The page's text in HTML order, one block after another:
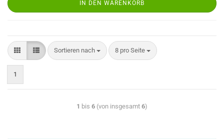
IN DEN WARENKORB
Sortieren nach 8 pro Seite
1
1 bis 6 (von insgesamt 6)